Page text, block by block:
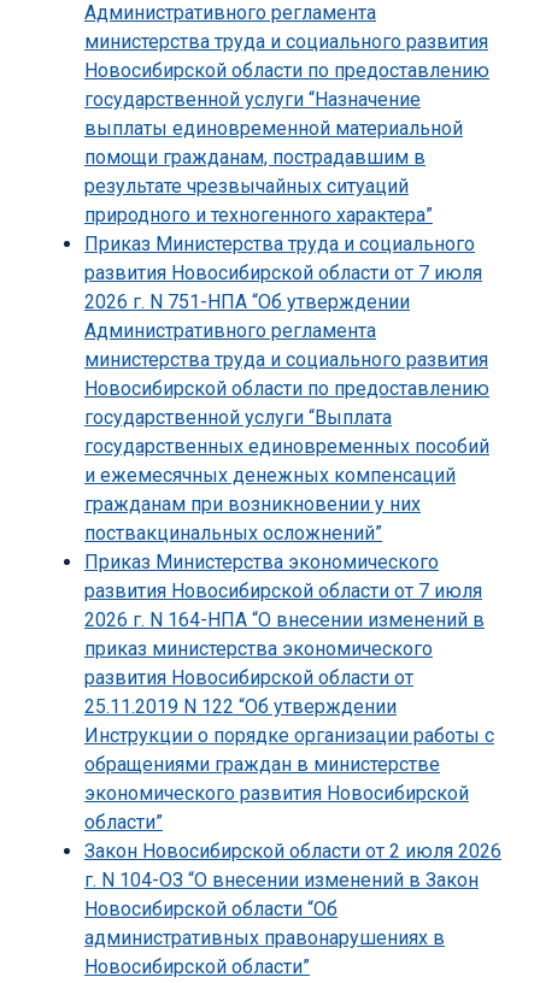
Административного регламента
министерства труда и социального развития
Новосибирской области по предоставлению
государственной услуги “Назначение
выплаты единовременной материальной
помощи гражданам, пострадавшим в
результате чрезвычайных ситуаций
природного и техногенного характера”
Приказ Министерства труда и социального
развития Новосибирской области от 7 июля
2026 г. N 751-НПА “Об утверждении
Административного регламента
министерства труда и социального развития
Новосибирской области по предоставлению
государственной услуги “Выплата
государственных единовременных пособий
и ежемесячных денежных компенсаций
гражданам при возникновении у них
поствакцинальных осложнений”
Приказ Министерства экономического
развития Новосибирской области от 7 июля
2026 г. N 164-НПА “О внесении изменений в
приказ министерства экономического
развития Новосибирской области от
25.11.2019 N 122 “Об утверждении
Инструкции о порядке организации работы с
обращениями граждан в министерстве
экономического развития Новосибирской
области”
Закон Новосибирской области от 2 июля 2026
г. N 104-ОЗ “О внесении изменений в Закон
Новосибирской области “Об
административных правонарушениях в
Новосибирской области”